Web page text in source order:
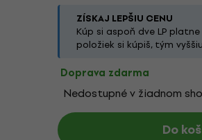
ZÍSKAJ LEPŠIU CENU
Kúp si aspoň dve LP
položiek si kúpiš, tým
Doprava zdarma
Nedostupné v žiadnom
Do